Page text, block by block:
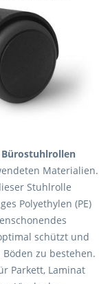
Bürostuhlrollen
Materialien.
Stuhlrolle
Polyethylen (PE)
schützt und
zu bestehen.
Parkett, Laminat